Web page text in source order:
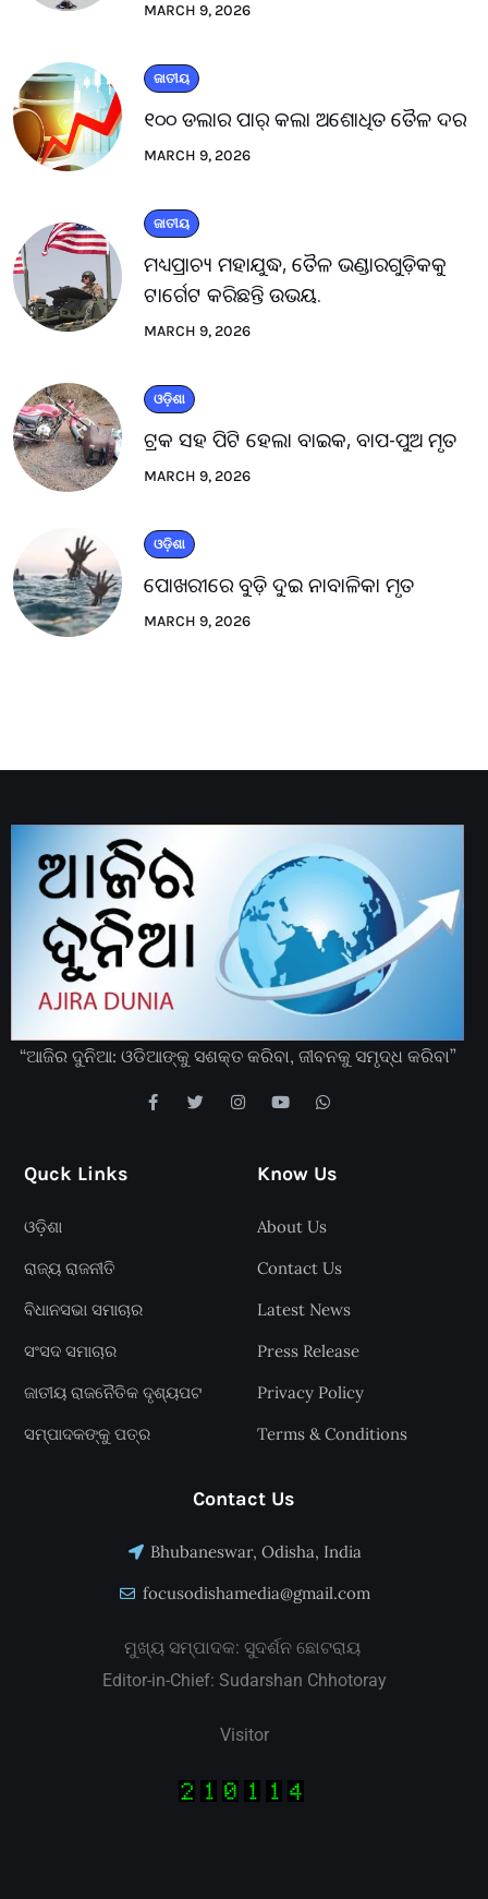
MARCH 9, 2026
ଜାତୀୟ
୧୦୦ ଡଲାର ପାର୍ କଲା ଅଶୋଧିତ ତୈଳ ଦର
MARCH 9, 2026
ଜାତୀୟ
ମଧ୍ୟପ୍ରାଚ୍ୟ ମହାଯୁଦ୍ଧ, ତୈଳ ଭଣ୍ଡାରଗୁଡ଼ିକକୁ
ଟାର୍ଗେଟ କରିଛନ୍ତି ଉଭୟ.
MARCH 9, 2026
ଓଡ଼ିଶା
ଟ୍ରକ ସହ ପିଟି ହେଲା ବାଇକ, ବାପ-ପୁଅ ମୃତ
MARCH 9, 2026
ଓଡ଼ିଶା
ପୋଖରୀରେ ବୁଡ଼ି ଦୁଇ ନାବାଳିକା ମୃତ
MARCH 9, 2026
“ଆଜିର ଦୁନିଆ: ଓଡିଆଙ୍କୁ ସଶକ୍ତ କରିବା, ଜୀବନକୁ ସମୃଦ୍ଧ କରିବା”
Quck Links
ଓଡ଼ିଶା
ରାଜ୍ୟ ରାଜନୀତି
ବିଧାନସଭା ସମାଚାର
ସଂସଦ ସମାଚାର
ଜାତୀୟ ରାଜନୈତିକ ଦୃଶ୍ୟପଟ
ସମ୍ପାଦକଙ୍କୁ ପତ୍ର
Know Us
About Us
Contact Us
Latest News
Press Release
Privacy Policy
Terms & Conditions
Contact Us
Bhubaneswar, Odisha, India
focusodishamedia@gmail.com
ମୁଖ୍ୟ ସମ୍ପାଦକ: ସୁଦର୍ଶନ ଛୋଟରାୟ
Editor-in-Chief: Sudarshan Chhotoray
Visitor